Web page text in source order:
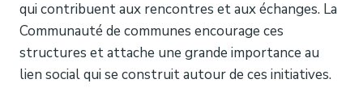
qui contribuent aux rencontres et aux échanges. La
Communauté de communes encourage ces
structures et attache une grande importance au
lien social qui se construit autour de ces initiatives.